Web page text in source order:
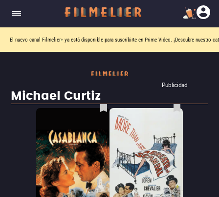
El nuevo canal Filmelier+ ya está disponible para suscribirte en Prime Video. ¡Descubre nuestro
Publicidad
Michael Curtiz